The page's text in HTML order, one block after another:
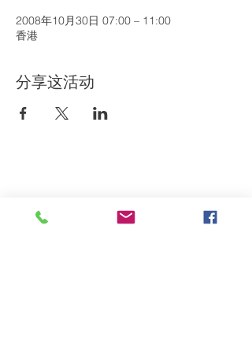
2008年10月30日 07:00 – 11:00
香港
分享这活动
订阅我们的通讯